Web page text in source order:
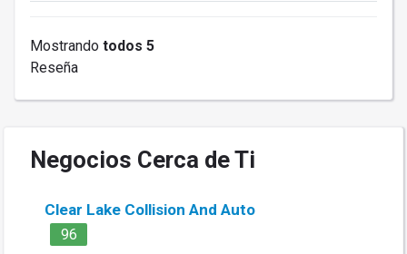
Mostrando todos 5
Reseña
Negocios Cerca de Ti
Clear Lake Collision And Auto
96